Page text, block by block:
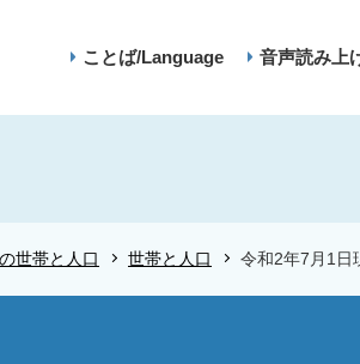
ことば/Language 音声読み上
世帯と人口 世帯と人口 令和2年7月1日